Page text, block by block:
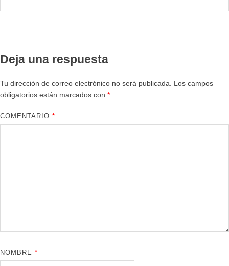
Deja una respuesta
Tu dirección de correo electrónico no será publicada.
Los campos
obligatorios están marcados con *
COMENTARIO*
NOMBRE*